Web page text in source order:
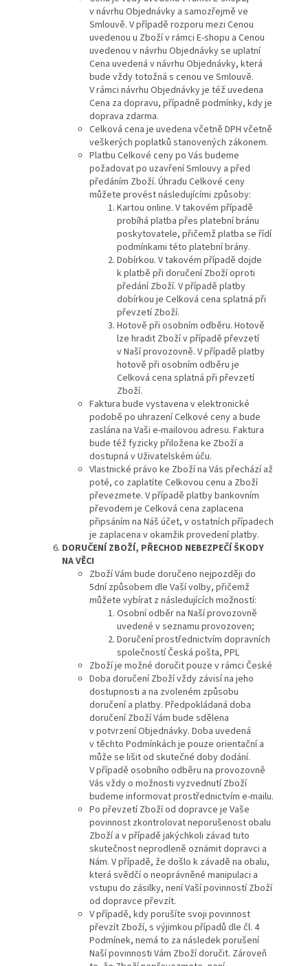
v návrhu Objednávky a samozřejmě ve
Smlouvě. V případě rozporu mezi Cenou
uvedenou u Zboží v rámci E-shopu a Cenou
uvedenou v návrhu Objednávky se uplatní
Cena uvedená v návrhu Objednávky, která
bude vždy totožná s cenou ve Smlouvě.
V rámci návrhu Objednávky je též uvedena
Cena za dopravu, případně podmínky, kdy je
doprava zdarma.
Celková cena je uvedena včetně DPH včetně
veškerých poplatků stanovených zákonem.
Platbu Celkové ceny po Vás budeme
požadovat po uzavření Smlouvy a před
předáním Zboží. Úhradu Celkové ceny
můžete provést následujícími způsoby:
Kartou online. V takovém případě
probíhá platba přes platební bránu
poskytovatele, přičemž platba se řídí
podmínkami této platební brány.
Dobírkou. V takovém případě dojde
k platbě při doručení Zboží oproti
předání Zboží. V případě platby
dobírkou je Celková cena splatná při
převzetí Zboží.
Hotově při osobním odběru. Hotově
lze hradit Zboží v případě převzetí
v Naší provozovně. V případě platby
hotově při osobním odběru je
Celková cena splatná při převzetí
Zboží.
Faktura bude vystavena v elektronické
podobě po uhrazení Celkové ceny a bude
zaslána na Vaši e-mailovou adresu. Faktura
bude též fyzicky přiložena ke Zboží a
dostupná v Uživatelském úču.
Vlastnické právo ke Zboží na Vás přechází až
poté, co zaplatíte Celkovou cenu a Zboží
převezmete. V případě platby bankovním
převodem je Celková cena zaplacena
připsáním na Náš účet, v ostatních případech
je zaplacena v okamžik provedení platby.
DORUČENÍ ZBOŽÍ, PŘECHOD NEBEZPEČÍ ŠKODY
NA VĚCI
Zboží Vám bude doručeno nejpozději do
5dní způsobem dle Vaší volby, přičemž
můžete vybírat z následujících možností:
Osobní odběr na Naší provozovně
uvedené v seznamu provozoven;
Doručení prostřednictvím dopravních
společností Česká pošta, PPL
Zboží je možné doručit pouze v rámci České
Doba doručení Zboží vždy závisí na jeho
dostupnosti a na zvoleném způsobu
doručení a platby. Předpokládaná doba
doručení Zboží Vám bude sdělena
v potvrzení Objednávky. Doba uvedená
v těchto Podmínkách je pouze orientační a
může se lišit od skutečné doby dodání.
V případě osobního odběru na provozovně
Vás vždy o možnosti vyzvednutí Zboží
budeme informovat prostřednictvím e-mailu.
Po převzetí Zboží od dopravce je Vaše
povinnost zkontrolovat neporušenost obalu
Zboží a v případě jakýchkoli závad tuto
skutečnost neprodleně oznámit dopravci a
Nám. V případě, že došlo k závadě na obalu,
která svědčí o neoprávněné manipulaci a
vstupu do zásilky, není Vaší povinností Zboží
od dopravce převzít.
V případě, kdy porušíte svoji povinnost
převzít Zboží, s výjimkou případů dle čl. 4
Podmínek, nemá to za následek porušení
Naší povinnosti Vám Zboží doručit. Zároveň